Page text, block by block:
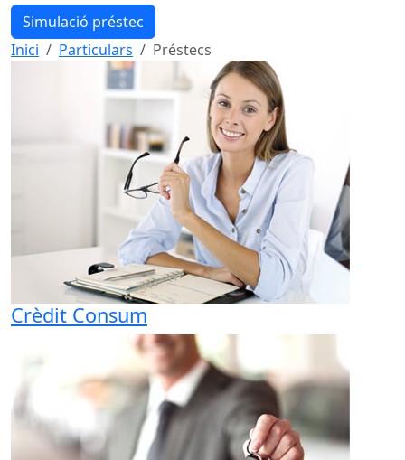
Simulació préstec
Inici
Particulars Préstecs
Crèdit Consum